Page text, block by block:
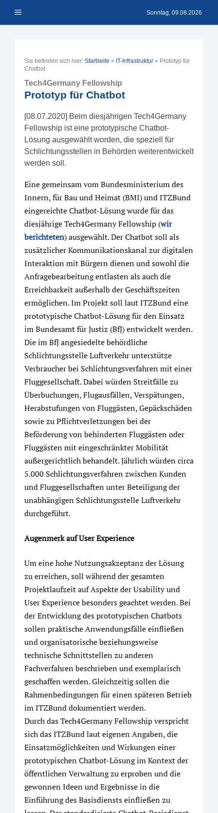
Inhalt Menü Sonntag, 09.08.2026
Sie befinden sich hier: Startseite » IT-Infrastruktur » Prototyp für
Chatbot
Tech4Germany Fellowship
Prototyp für Chatbot
[08.07.2020] Beim diesjährigen Tech4Germany
Fellowship ist eine prototypische Chatbot-
Lösung ausgewählt worden, die speziell für
Schlichtungsstellen in Behörden weiterentwickelt
werden soll.
Eine gemeinsam vom Bundesministerium des
Innern, für Bau und Heimat (BMI) und ITZBund
eingereichte Chatbot-Lösung wurde für das
diesjährige Tech4Germany Fellowship (wir
berichteten) ausgewählt. Der Chatbot soll als
zusätzlicher Kommunikationskanal zur digitalen
Interaktion mit Bürgern dienen und sowohl die
Anfragebearbeitung entlasten als auch die
Erreichbarkeit außerhalb der Geschäftszeiten
ermöglichen. Im Projekt soll laut ITZBund eine
prototypische Chatbot-Lösung für den Einsatz
im Bundesamt für Justiz (BfJ) entwickelt werden.
Die im BfJ angesiedelte behördliche
Schlichtungsstelle Luftverkehr unterstütze
Verbraucher bei Schlichtungsverfahren mit einer
Fluggesellschaft. Dabei würden Streitfälle zu
Überbuchungen, Flugausfällen, Verspätungen,
Herabstufungen von Fluggästen, Gepäckschäden
sowie zu Pflichtverletzungen bei der
Beförderung von behinderten Fluggästen oder
Fluggästen mit eingeschränkter Mobilität
außergerichtlich behandelt. Jährlich würden circa
5.000 Schlichtungsverfahren zwischen Kunden
und Fluggesellschaften unter Beteiligung der
unabhängigen Schlichtungsstelle Luftverkehr
durchgeführt.
Augenmerk auf User Experience
Um eine hohe Nutzungsakzeptanz der Lösung
zu erreichen, soll während der gesamten
Projektlaufzeit auf Aspekte der Usability und
User Experience besonders geachtet werden. Bei
der Entwicklung des prototypischen Chatbots
sollen praktische Anwendungsfälle einfließen
und organisatorische beziehungsweise
technische Schnittstellen zu anderen
Fachverfahren beschrieben und exemplarisch
geschaffen werden. Gleichzeitig sollen die
Rahmenbedingungen für einen späteren Betrieb
im ITZBund dokumentiert werden.
Durch das Tech4Germany Fellowship verspricht
sich das ITZBund laut eigenen Angaben, die
Einsatzmöglichkeiten und Wirkungen einer
prototypischen Chatbot-Lösung im Kontext der
öffentlichen Verwaltung zu erproben und die
gewonnen Ideen und Ergebnisse in die
Einführung des Basisdiensts einfließen zu